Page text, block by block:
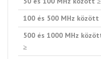
100 és 500 MHz között
500 és 1000 MHz
≥